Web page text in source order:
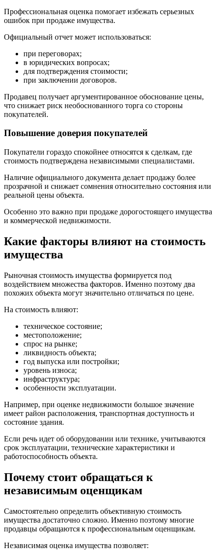
Профессиональная оценка помогает избежать серьезных
ошибок при продаже имущества.
Официальный отчет может использоваться:
при переговорах;
в юридических вопросах;
для подтверждения стоимости;
при заключении договоров.
Продавец получает аргументированное обоснование цены,
что снижает риск необоснованного торга со стороны
покупателей.
Повышение доверия покупателей
Покупатели гораздо спокойнее относятся к сделкам, где
стоимость подтверждена независимыми специалистами.
Наличие официального документа делает продажу более
прозрачной и снижает сомнения относительно состояния или
реальной цены объекта.
Особенно это важно при продаже дорогостоящего имущества
и коммерческой недвижимости.
Какие факторы влияют на стоимость
имущества
Рыночная стоимость имущества формируется под
воздействием множества факторов. Именно поэтому два
похожих объекта могут значительно отличаться по цене.
На стоимость влияют:
техническое состояние;
местоположение;
спрос на рынке;
ликвидность объекта;
год выпуска или постройки;
уровень износа;
инфраструктура;
особенности эксплуатации.
Например, при оценке недвижимости большое значение
имеет район расположения, транспортная доступность и
состояние здания.
Если речь идет об оборудовании или технике, учитываются
срок эксплуатации, технические характеристики и
работоспособность объекта.
Почему стоит обращаться к
независимым оценщикам
Самостоятельно определить объективную стоимость
имущества достаточно сложно. Именно поэтому многие
продавцы обращаются к профессиональным оценщикам.
Независимая оценка имущества позволяет: